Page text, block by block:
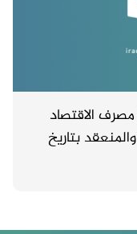
الاقتصاد
والتمويل ( غير المصدق ) والمنعقد بتاريخ